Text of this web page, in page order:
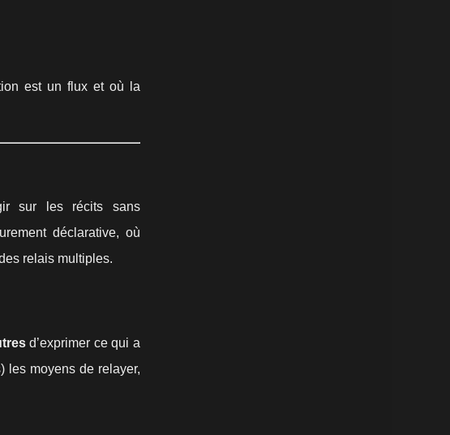
est un flux et où la
sur les récits sans
déclarative, où
relais multiples.
d’exprimer ce qui a
les moyens de relayer,